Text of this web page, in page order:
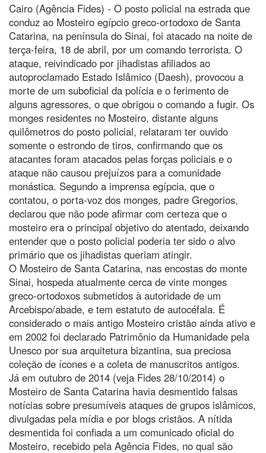
Cairo (Agência Fides) - O posto policial na estrada que
conduz ao Mosteiro egípcio greco-ortodoxo de Santa
Catarina, na península do Sinai, foi atacado na noite de
terça-feira, 18 de abril, por um comando terrorista. O
ataque, reivindicado por jihadistas afiliados ao
autoproclamado Estado Islâmico (Daesh), provocou a
morte de um suboficial da polícia e o ferimento de
alguns agressores, o que obrigou o comando a fugir. Os
monges residentes no Mosteiro, distante alguns
quilômetros do posto policial, relataram ter ouvido
somente o estrondo de tiros, confirmando que os
atacantes foram atacados pelas forças policiais e o
ataque não causou prejuízos para a comunidade
monástica. Segundo a imprensa egípcia, que o
contatou, o porta-voz dos monges, padre Gregorios,
declarou que não pode afirmar com certeza que o
mosteiro era o principal objetivo do atentado, deixando
entender que o posto policial poderia ter sido o alvo
primário que os jihadistas queriam atingir.
O Mosteiro de Santa Catarina, nas encostas do monte
Sinai, hospeda atualmente cerca de vinte monges
greco-ortodoxos submetidos à autoridade de um
Arcebispo/abade, e tem estatuto de autocéfala. É
considerado o mais antigo Mosteiro cristão ainda ativo e
em 2002 foi declarado Patrimônio da Humanidade pela
Unesco por sua arquitetura bizantina, sua preciosa
coleção de ícones e a coleta de manuscritos antigos.
Já em outubro de 2014 (veja Fides 28/10/2014) o
Mosteiro de Santa Catarina havia desmentido falsas
notícias sobre presumíveis ataques de grupos islâmicos,
divulgadas pela mídia e por blogs cristãos. A nítida
desmentida foi confiada a um comunicado oficial do
Mosteiro, recebido pela Agência Fides, no qual são